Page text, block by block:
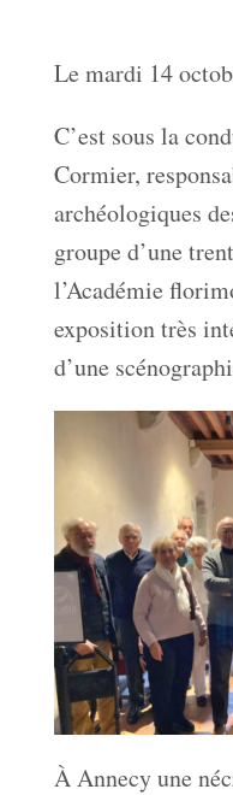
Le mardi 14
C’est sous la
Cormier,
archéologiques
groupe d’une
l’Académie
exposition très
d’une
À Annecy une